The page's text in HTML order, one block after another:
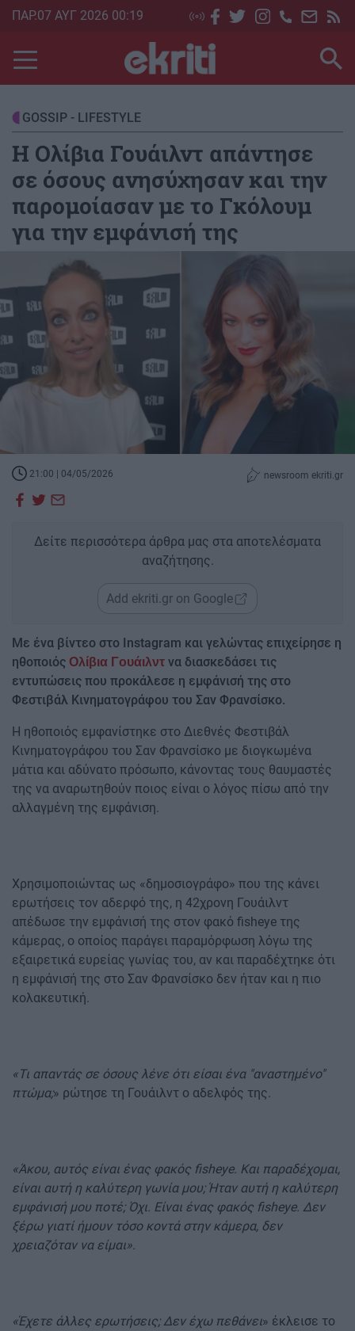
Skip
main
content
ΠΑΡ.07 ΑΥΓ 2026 00:19
GOSSIP - LIFESTYLE
Η Ολίβια Γουάιλντ απάντησε
σε όσους ανησύχησαν και την
παρομοίασαν με το Γκόλουμ
για την εμφάνισή της
21:00 | 04/05/2026 newsroom ekriti.gr
Δείτε περισσότερα άρθρα μας στα αποτελέσματα
αναζήτησης.
Add ekriti.gr on Google
Με ένα βίντεο στο Instagram και γελώντας επιχείρησε η
ηθοποιός Ολίβια Γουάιλντ να διασκεδάσει τις
εντυπώσεις που προκάλεσε η εμφάνισή της στο
Φεστιβάλ Κινηματογράφου του Σαν Φρανσίσκο.
Η ηθοποιός εμφανίστηκε στο Διεθνές Φεστιβάλ
Κινηματογράφου του Σαν Φρανσίσκο με διογκωμένα
μάτια και αδύνατο πρόσωπο, κάνοντας τους θαυμαστές
της να αναρωτηθούν ποιος είναι ο λόγος πίσω από την
αλλαγμένη της εμφάνιση.
Χρησιμοποιώντας ως «δημοσιογράφο» που της κάνει
ερωτήσεις τον αδερφό της, η 42χρονη Γουάιλντ
απέδωσε την εμφάνισή της στον φακό fisheye της
κάμερας, ο οποίος παράγει παραμόρφωση λόγω της
εξαιρετικά ευρείας γωνίας του, αν και παραδέχτηκε ότι
η εμφάνισή της στο Σαν Φρανσίσκο δεν ήταν και η πιο
κολακευτική.
«Τι απαντάς σε όσους λένε ότι είσαι ένα "αναστημένο"
πτώμα;» ρώτησε τη Γουάιλντ ο αδελφός της.
«Άκου, αυτός είναι ένας φακός fisheye. Και παραδέχομαι,
είναι αυτή η καλύτερη γωνία μου; Ήταν αυτή η καλύτερη
εμφάνισή μου ποτέ; Όχι. Είναι ένας φακός fisheye. Δεν
ξέρω γιατί ήμουν τόσο κοντά στην κάμερα, δεν
χρειαζόταν να είμαι».
«Έχετε άλλες ερωτήσεις; Δεν έχω πεθάνει» έκλεισε το